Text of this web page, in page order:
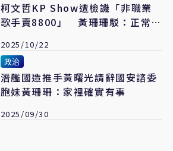
柯文哲KP Show遭檢譏「非職業
歌手賣8800」 黃珊珊駁：正常商
2025/10/22
政治
潛艦國造推手黃曙光請辭國安諮委
胞妹黃珊珊：家裡確實有事
2025/09/30